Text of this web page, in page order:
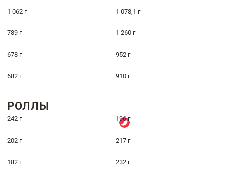
1 062 г 1 078,1 г
789 г 1 260 г
678 г 952 г
682 г 910 г
РОЛЛЫ
242 г 196 г
202 г 217 г
182 г 232 г